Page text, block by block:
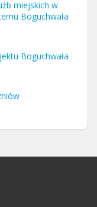
miejskich w
Boguchwała
Boguchwała